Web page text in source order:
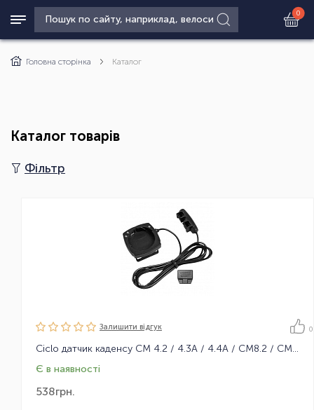
0
Головна сторінка Каталог
Каталог товарів
Фільтр
Залишити вiдгук 0
Ciclo датчик каденсу CM 4.2 / 4.3A / 4.4A / CM8.2 / CM8.3A
Є в наявності
538грн.